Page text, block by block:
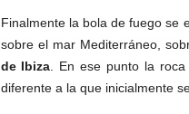
Finalmente la bola de fuego se
sobre el mar Mediterráneo,
de Ibiza . En ese punto la
diferente a la que inicialmente